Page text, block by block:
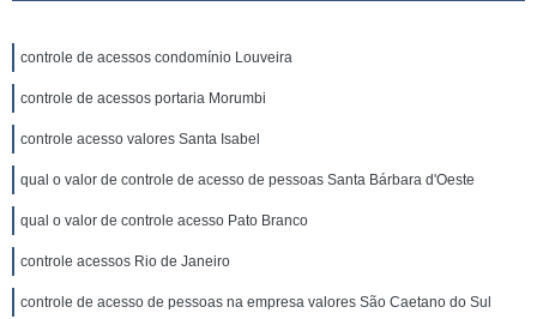
controle de acessos condomínio Louveira
controle de acessos portaria Morumbi
controle acesso valores Santa Isabel
qual o valor de controle de acesso de pessoas Santa Bárbara d'Oeste
qual o valor de controle acesso Pato Branco
controle acessos Rio de Janeiro
controle de acesso de pessoas na empresa valores São Caetano do Sul